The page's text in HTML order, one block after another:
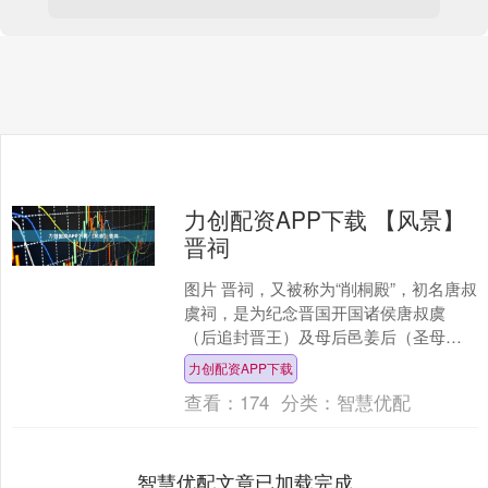
力创配资APP下载 【风景】
晋祠
图片 晋祠，又被称为“削桐殿”，初名唐叔
虞祠，是为纪念晋国开国诸侯唐叔虞
（后追封晋王）及母后邑姜后（圣母，
姜子牙之女）而建。 图片 唐叔虞，周武
王子而成王弟，是....
力创配资APP下载
查看： 174 分类： 智慧优配
智慧优配文章已加载完成